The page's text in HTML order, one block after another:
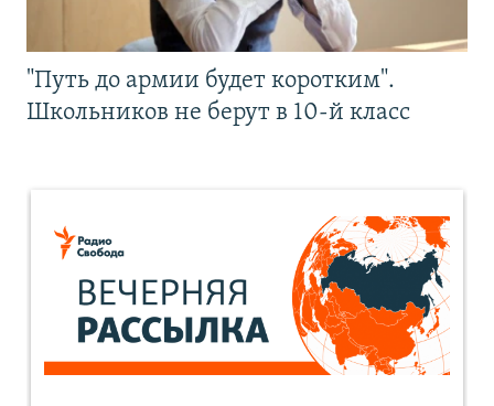
"Путь до армии будет коротким".
Школьников не берут в 10-й класс